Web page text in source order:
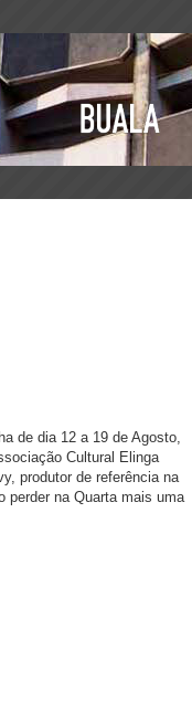
de dia 12 a 19 de Agosto,
Cultural Elinga
produtor de referência na
perder na Quarta mais uma